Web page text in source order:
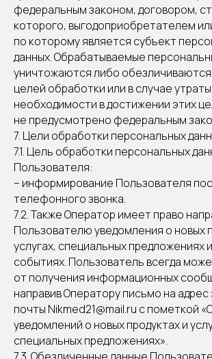
федеральным законом, договором,
которого, выгодоприобретателем
по которому является субъект
данных. Обрабатываемые
уничтожаются либо
целей обработки или в случае утраты
необходимости в достижении этих
не предусмотрено федеральным
7. Цели обработки персональных
7.1. Цель обработки персональных
Пользователя:
– информирование Пользователя
телефонного звонка.
7.2. Также Оператор имеет право
Пользователю уведомления о новых
услугах, специальных предложениях
событиях. Пользователь всегда
от получения информационных
направив Оператору письмо на
почты Nikmed21@mail.ru с пометкой
уведомлений о новых продуктах и
специальных предложениях».